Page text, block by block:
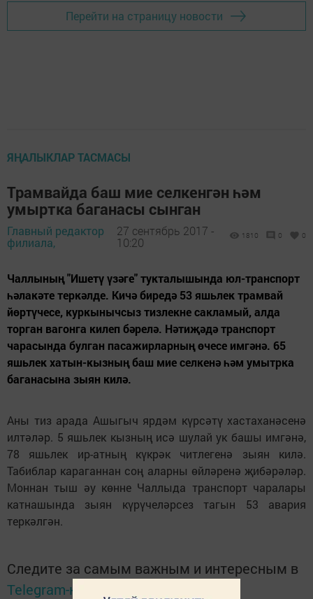
Перейти на страницу новости
ЯҢАЛЫКЛАР ТАСМАСЫ
Трамвайда баш мие селкенгән һәм
умыртка баганасы сынган
Главный редактор
филиала,
27 сентябрь 2017 -
10:20
1810 0 0
Чаллының "Ишетү үзәге" тукталышында юл-транспорт
һәлакәте теркәлде. Кичә биредә 53 яшьлек трамвай
йөртүчесе, куркынычсыз тизлекне сакламый, алда
торган вагонга килеп бәрелә. Нәтиҗәдә транспорт
чарасында булган пасажирларның өчесе имгәнә. 65
яшьлек хатын-кызның баш мие селкенә һәм умытрка
баганасына зыян килә.
Аны тиз арада Ашыгыч ярдәм күрсәтү хастаханәсенә
илтәләр. 5 яшьлек кызның исә шулай ук башы имгәнә,
78 яшьлек ир-атның күкрәк читлегенә зыян килә.
Табиблар караганнан соң аларны өйләренә җибәрәләр.
Моннан тыш әу көнне Чаллыда транспорт чаралары
катнашында зыян күрүчеләрсез тагын 53 авария
теркәлгән.
Следите за самым важным и интересным в
Telegram-канале